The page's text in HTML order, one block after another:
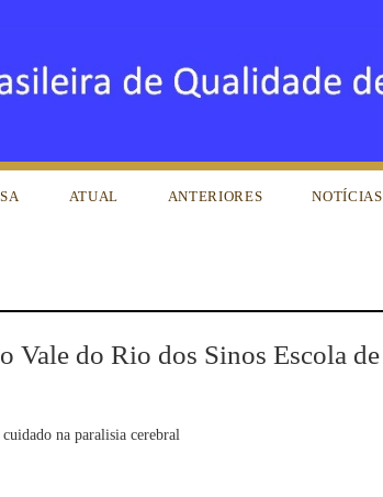
ATUAL ANTERIORES NOTÍCIAS
Vale do Rio dos Sinos Escola de
na paralisia cerebral